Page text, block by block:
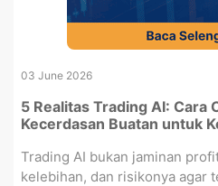
03 June 2026
5 Realitas Trading AI: Cara
Kecerdasan Buatan untuk
Trading AI bukan jaminan
kelebihan, dan risikonya agar